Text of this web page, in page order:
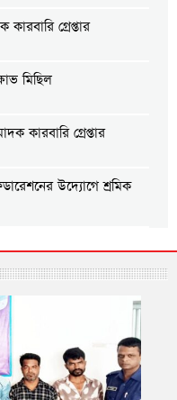
গ্রেপ্তার
মিছিল
কারবারি গ্রেপ্তার
উদ্যোগে শ্রমিক
গ্যাস ও বিদ্যুৎ